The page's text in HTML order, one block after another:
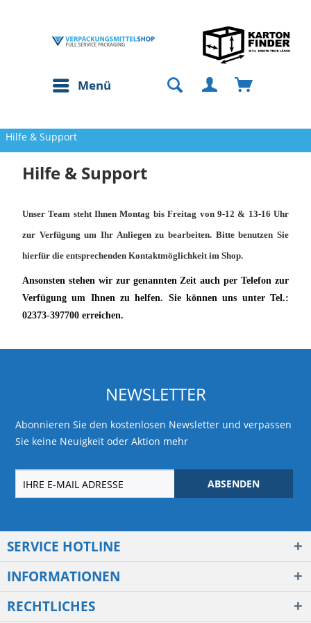
Menü
Hilfe & Support
Hilfe & Support
Unser Team steht Ihnen Montag bis Freitag von 9-12 & 13-16 Uhr
zur Verfügung um Ihr Anliegen zu bearbeiten. Bitte benutzen Sie
hierfür die entsprechenden Kontaktmöglichkeit im Shop.
Ansonsten stehen wir zur genannten Zeit auch per Telefon zur
Verfügung um Ihnen zu helfen. Sie können uns unter Tel.:
02373-397700 erreichen.
NEWSLETTER
Abonnieren Sie den kostenlosen Newsletter und verpassen
Sie keine Neuigkeit oder Aktion mehr
ABSENDEN
SERVICE HOTLINE
INFORMATIONEN
RECHTLICHES